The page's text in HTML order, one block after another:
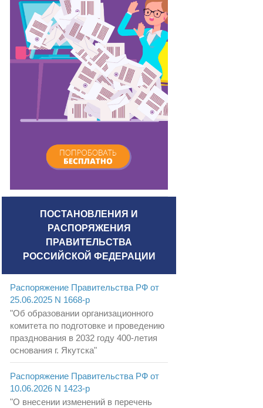
ПОСТАНОВЛЕНИЯ И
РАСПОРЯЖЕНИЯ
ПРАВИТЕЛЬСТВА
РОССИЙСКОЙ ФЕДЕРАЦИИ
Распоряжение Правительства РФ от
25.06.2025 N 1668-р
"Об образовании организационного
комитета по подготовке и проведению
празднования в 2032 году 400-летия
основания г. Якутска"
Распоряжение Правительства РФ от
10.06.2026 N 1423-р
"О внесении изменений в перечень